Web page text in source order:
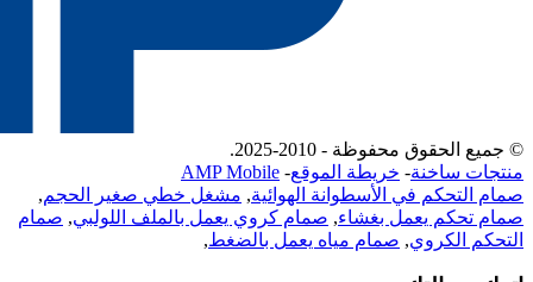
© جميع الحقوق محفوظة - 2010-2025.
منتجات ساخنة- خريطة الموقع-
AMP Mobile
صمام التحكم في الأسطوانة الهوائية, مشغل خطي صغير الحجم,
صمام تحكم يعمل بغشاء, صمام كروي يعمل بالملف اللولبي, صمام
التحكم الكروي, صمام مياه يعمل بالضغط,